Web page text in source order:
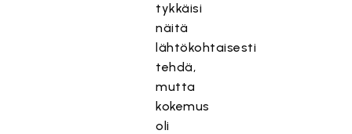
tykkäisi
näitä
lähtökohtaisesti
tehdä,
mutta
kokemus
oli